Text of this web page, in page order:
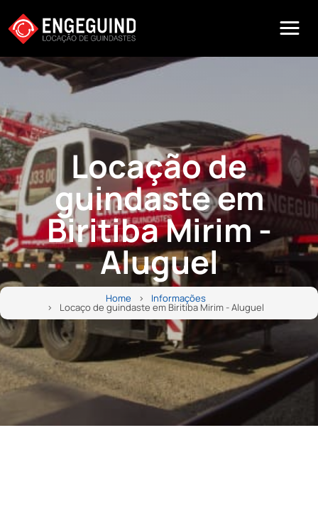
Locação de
guindaste em
Biritiba Mirim -
Aluguel
Home Informações
Locaço de guindaste em Biritiba Mirim - Aluguel